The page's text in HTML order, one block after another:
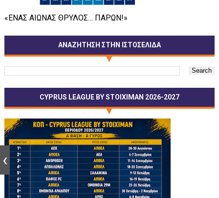
«ΕΝΑΣ ΑΙΩΝΑΣ ΘΡΥΛΟΣ… ΠΑΡΩΝ!»
ΑΝΑΖΗΤΗΣΗ ΣΤΗΝ ΙΣΤΟΣΕΛΙΔΑ
CYPRUS LEAGUE BY STOIXIMAN 2026-2027